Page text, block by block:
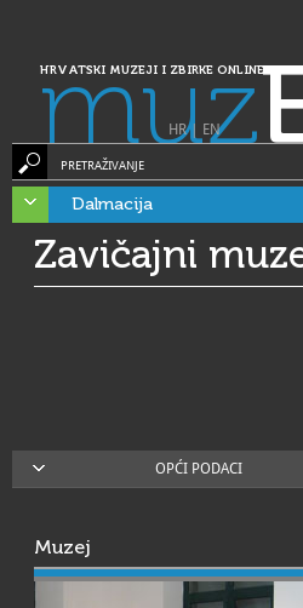
HRVATSKI MUZEJI I ZBIRKE ONLINE
muz
HR| EN
PRETRAŽIVANJE
Dalmacija
Zavičajni
OPĆI PODACI
Muzej